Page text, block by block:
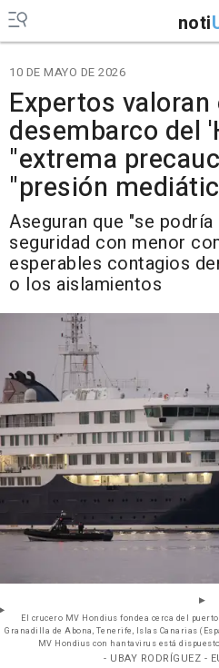
noti
10 DE MAYO DE 2026
Expertos
desembarco del
"extrema
"presión
Aseguran que "se
seguridad con menor
esperables contagios
o los aislamientos
El crucero MV Hondius fondea cerca del
Granadilla de Abona, Tenerife, Islas Canarias
MV Hondius con hantavirus está
- UBAY RODRÍGUEZ -